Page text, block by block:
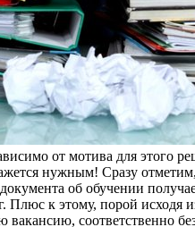
от мотива для этого
нужным! Сразу
об обучении
Плюс к этому, порой
вакансию, соответственно